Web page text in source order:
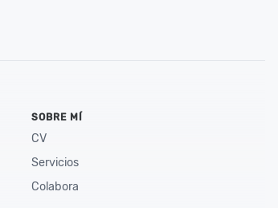
SOBRE MÍ
CV
Servicios
Colabora